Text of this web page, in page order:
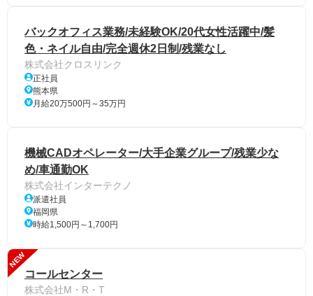
バックオフィス業務/未経験OK/20代女性活躍中/髪
色・ネイル自由/完全週休2日制/残業なし
株式会社クロスリンク
正社員
熊本県
月給20万500円～35万円
機械CADオペレーター/大手企業グループ/残業少な
め/車通勤OK
株式会社インターテクノ
派遣社員
福岡県
時給1,500円～1,700円
NEW
コールセンター
株式会社M・R・T